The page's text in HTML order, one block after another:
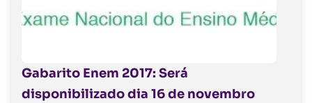
Gabarito Enem 2017: Será
disponibilizado dia 16 de novembro